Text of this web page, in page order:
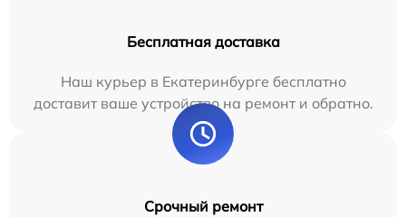
Бесплатная доставка
Наш курьер в Екатеринбурге бесплатно
доставит ваше устройство на ремонт и обратно.
Срочный ремонт